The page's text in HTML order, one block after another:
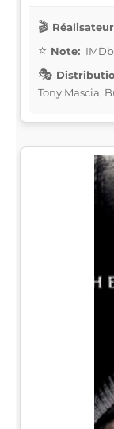
Note:
Tony Mascia,